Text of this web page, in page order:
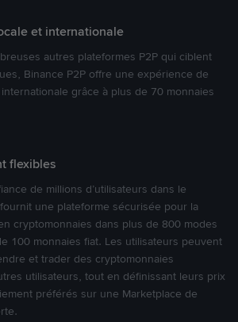
et internationale
autres plateformes P2P qui ciblent
Binance P2P offre une expérience de
grâce à plus de 70 monnaies
flexibles
de millions d’utilisateurs dans le
une plateforme sécurisée pour la
cryptomonnaies dans plus de 800 modes
100 monnaies fiat. Les utilisateurs peuvent
et trader des cryptomonnaies
utilisateurs, tout en définissant leurs prix
préférés sur une Marketplace de